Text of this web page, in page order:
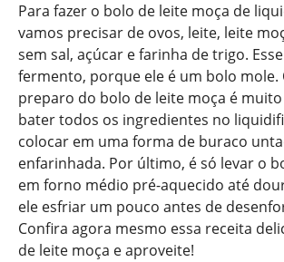
Para fazer o bolo de leite moça de
vamos precisar de ovos, leite, leite
sem sal, açúcar e farinha de trigo.
fermento, porque ele é um bolo mole.
preparo do bolo de leite moça é
bater todos os ingredientes no
colocar em uma forma de buraco
enfarinhada. Por último, é só levar o
em forno médio pré-aquecido até
ele esfriar um pouco antes de
Confira agora mesmo essa receita
de leite moça e aproveite!